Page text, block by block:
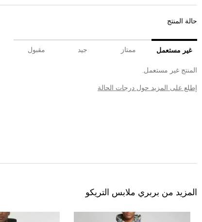
حالة المنتج
غير مستعمل ممتاز جيد مقبول
المنتج غير مستعمل.
إطلع على المزيد حول درجات الحالة
المزيد من بربري ملابس التريكو